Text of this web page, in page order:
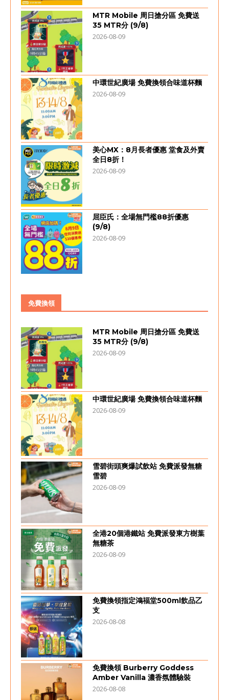
MTR Mobile 周日搶分區 免費送
35 MTR分 (9/8)
2026-08-09
中環世紀廣場 免費換領合味道杯麵
2026-08-09
美心MX：8月長者優惠 堂食及外賣
全日8折！
2026-08-09
屈臣氏：全場無門檻88折優惠
(9/8)
2026-08-09
免費換領
MTR Mobile 周日搶分區 免費送
35 MTR分 (9/8)
2026-08-09
中環世紀廣場 免費換領合味道杯麵
2026-08-09
雪碧街頭爽爆試飲站 免費派發無糖
雪碧
2026-08-09
全港20個港鐵站 免費派發東方樹葉
無糖茶
2026-08-09
免費換領指定鴻福堂500ml飲品乙
支
2026-08-08
免費換領 Burberry Goddess
Amber Vanilla 濃香氛體驗裝
2026-08-08